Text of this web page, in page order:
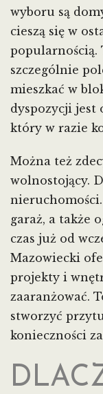
wyboru są
cieszą się w
popularnością.
szczególnie
mieszkać w
dyspozycji jest
który w razie
Można też
wolnostojący.
garaż, a także
czas już od
Mazowiecki
projekty i
zaaranżować.
stworzyć
konieczności